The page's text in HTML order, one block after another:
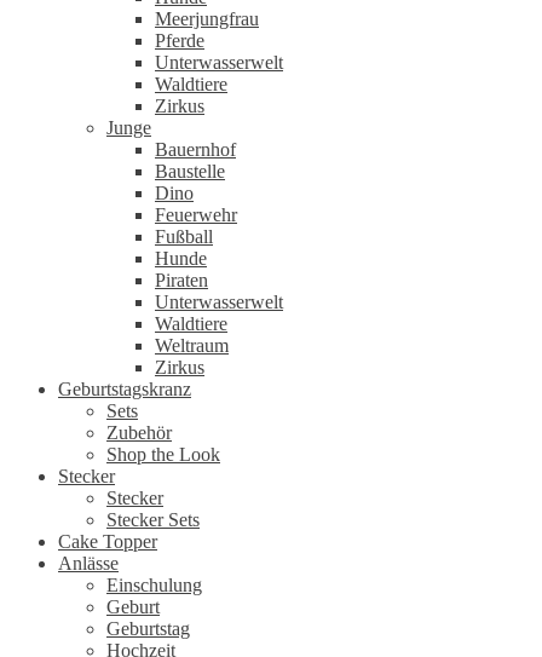
Meerjungfrau
Pferde
Unterwasserwelt
Waldtiere
Zirkus
Junge
Bauernhof
Baustelle
Dino
Feuerwehr
Fußball
Hunde
Piraten
Unterwasserwelt
Waldtiere
Weltraum
Zirkus
Geburtstagskranz
Sets
Zubehör
Shop the Look
Stecker
Stecker
Stecker Sets
Cake Topper
Anlässe
Einschulung
Geburt
Geburtstag
Hochzeit